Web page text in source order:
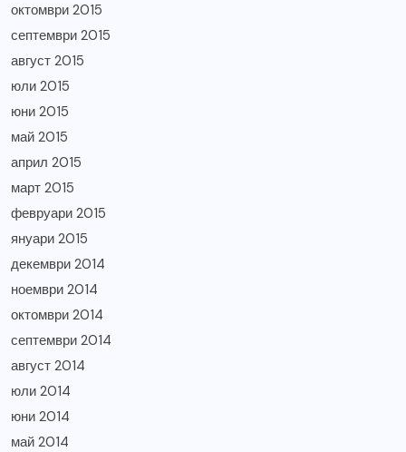
октомври 2015
септември 2015
август 2015
юли 2015
юни 2015
май 2015
април 2015
март 2015
февруари 2015
януари 2015
декември 2014
ноември 2014
октомври 2014
септември 2014
август 2014
юли 2014
юни 2014
май 2014